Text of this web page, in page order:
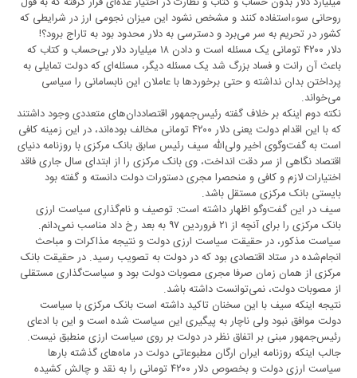
روحانی سوءاستفاده کنند و مشخص نشود این میزان نجومی ارز در شرایطی که
کشور در تحریم به سر می‌برد و دسترسی به دلار محدود بود به تاراج برود؟!
دلار ۴۲۰۰ تومانی یک مسئله است و دادن ۱۸ میلیارد دلار بی‌حساب و کتاب که
باعث آن رانت و فساد بزرگ شد یک مسئله دیگر، مسئله‌ای که دولت تمایلی به
پرداختن بدان نداشته و حتی برخوردها با عاملان این نابسامانی را سیاسی
می‌خواند.
نکته دوم اینکه بر خلاف گفته رئیس‌جمهور اقتصاددان‌های متعددی وجود داشتند
که با این اقدام دولت یعنی دلار ۴۲۰۰ تومانی مخالف بوده‌اند، در این زمینه کافی
است به گفت‌و‌گوی اخیر ولی‌الله سیف رئیس‌ سابق بانک مرکزی با روزنامه دنیای
اقتصاد نگاهی از سر دقت انداخت، وی بانک مرکزی را از ابتدای سال جاری فاقد
اختیارات لازم و کافی و منحصرا مجری دستورات دولت دانسته و گفته بود
بایستی بانک مرکزی مستقل باشد.
سیف در این گفت‌و‌گو اظهار داشته است: توصیف و نام‌گذاری سیاست ارزی
بانک مرکزی را برای آنچه از ۲۱ فروردین ۹۷ به بعد رخ داد مناسب نمی‌دانم.
سیاست مذکور، در حقیقت سیاست ارزی دولت و نتیجه مذاکرات و مباحث
انجام‌شده در ستاد اقتصادی بود که در دولت به تصویب رسید. در حقیقت بانک
مرکزی از همان زمان صرفا مجری مصوبات دولت بود و سیاست‌گذاری مستقلی
از مصوبات دولت، نمی‌توانست داشته باشد.
نتیجه اینکه سیف با این سخنان تاکید داشته است بانک مرکزی با سیاست
دولت موافق نبود ولی ناچار به پیگیری این سیاست شده است و این با ادعای
رئیس‌جمهور مبنی بر اتفاق نظر در دولت بر روی سیاست ارزی منطبق نیست.
جالب اینکه روزنامه ایران ارگان مطبوعاتی دولت در ماه‌های گذشته بارها
سیاست ارزی دولت و بخصوص دلار ۴۲۰۰ تومانی را به نقد و چالش کشیده